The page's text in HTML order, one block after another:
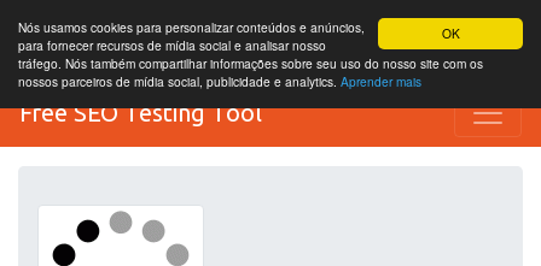
OK
Nós usamos cookies para personalizar conteúdos e anúncios,
para fornecer recursos de mídia social e analisar nosso
tráfego. Nós também compartilhar informações sobre seu uso do nosso site com os
nossos parceiros de mídia social, publicidade e analytics. Aprender mais
Free SEO Testing Tool